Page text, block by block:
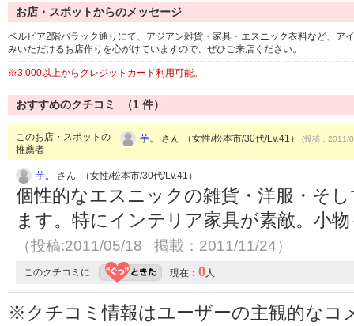
お店・スポットからのメッセージ
ベルビア2階バラック通りにて、アジアン雑貨・家具・エスニック衣料など、ア
みいただけるお店作りを心がけていますので、ぜひご来店ください。
※3,000以上からクレジットカード利用可能。
おすすめのクチコミ （1 件）
このお店・スポットの
推薦者
芋。 さん （女性/松本市/30代/Lv.41） (投稿：2011/
芋。 さん （女性/松本市/30代/Lv.41）
個性的なエスニックの雑貨・洋服・そ
ます。特にインテリア家具が素敵。小
（投稿:2011/05/18 掲載：2011/11/24）
このクチコミに 現在： 0人
※クチコミ情報はユーザーの主観的なコ